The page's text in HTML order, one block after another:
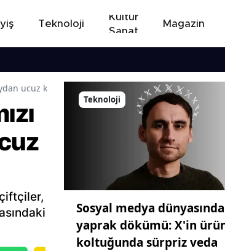
Teknoloji
Kültür
Sanat
Magazin
ucuz kaldı
Teknoloji
Sosyal medya dünyasında
yaprak dökümü: X'in
koltuğunda sürpriz veda